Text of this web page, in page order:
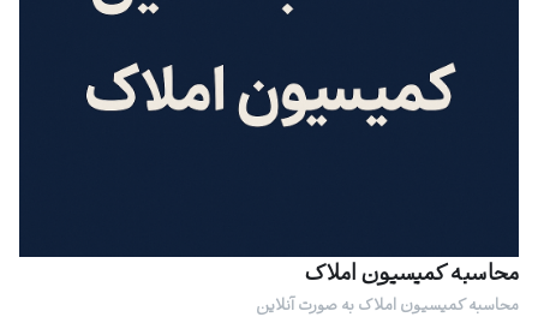
محاسبه کمیسیون املاک
محاسبه کمیسیون املاک به صورت آنلاین